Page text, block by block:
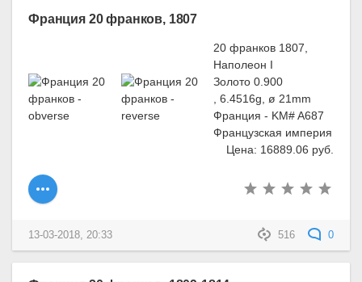
Франция 20 франков, 1807
20 франков 1807,
Наполеон I
Золото 0.900
, 6.4516g, ø 21mm
Франция - KM# A687
Французская империя
Цена: 16889.06 руб.
516 0
13-03-2018, 20:33